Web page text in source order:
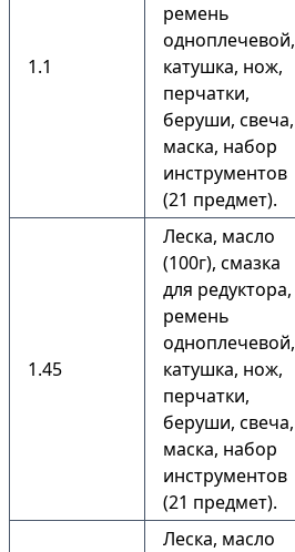
1.1
ремень
одноплечевой,
катушка, нож,
перчатки,
беруши, свеча,
маска, набор
инструментов
(21 предмет).
1.45
Леска, масло
(100г), смазка
для редуктора,
ремень
одноплечевой,
катушка, нож,
перчатки,
беруши, свеча,
маска, набор
инструментов
(21 предмет).
Леска, масло